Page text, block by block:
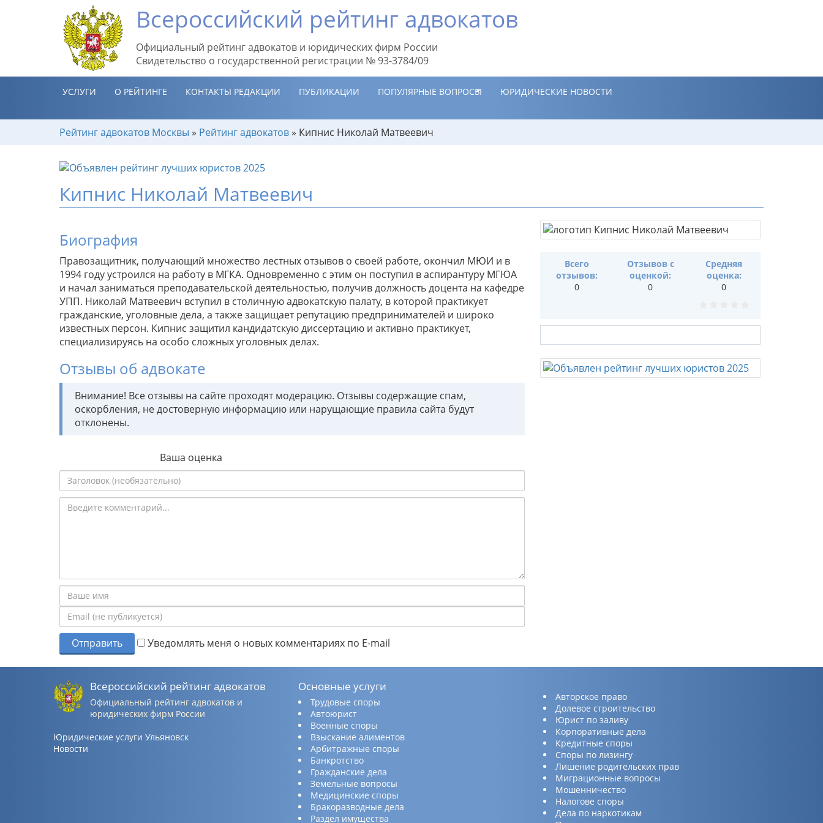
Всероссийский рейтинг адвокатов
Официальный рейтинг адвокатов и юридических фирм России
Свидетельство о государственной регистрации № 93-3784/09
УСЛУГИ О РЕЙТИНГЕ КОНТАКТЫ РЕДАКЦИИ ПУБЛИКАЦИИ ПОПУЛЯРНЫЕ ВОПРОСЫ ЮРИДИЧЕСКИЕ НОВОСТИ
Рейтинг адвокатов Москвы » Рейтинг адвокатов» Кипнис Николай Матвеевич
Кипнис Николай Матвеевич
Биография
Правозащитник, получающий множество лестных отзывов о своей работе, окончил МЮИ и в
1994 году устроился на работу в МГКА. Одновременно с этим он поступил в аспирантуру МГЮА
и начал заниматься преподавательской деятельностью, получив должность доцента на кафедре
УПП. Николай Матвеевич вступил в столичную адвокатскую палату, в которой практикует
гражданские, уголовные дела, а также защищает репутацию предпринимателей и широко
известных персон. Кипнис защитил кандидатскую диссертацию и активно практикует,
специализируясь на особо сложных уголовных делах.
Отзывы об адвокате
Внимание! Все отзывы на сайте проходят модерацию. Отзывы содержащие спам,
оскорбления, не достоверную информацию или нарущающие правила сайта будут
отклонены.
Ваша оценка
Отправить Уведомлять меня о новых комментариях по E-mail
Всего
отзывов:
0
Отзывов с
оценкой:
0
Средняя
оценка:
0
Всероссийский рейтинг адвокатов
Официальный рейтинг адвокатов и
юридических фирм России
Юридические услуги Ульяновск
Новости
Основные услуги
Трудовые споры
Автоюрист
Военные споры
Взыскание алиментов
Арбитражные споры
Банкротство
Гражданские дела
Земельные вопросы
Медицинские споры
Бракоразводные дела
Раздел имущества
Авторское право
Долевое строительство
Юрист по заливу
Корпоративные дела
Кредитные споры
Споры по лизингу
Лишение родительских прав
Миграционные вопросы
Мошенничество
Налогове споры
Дела по наркотикам